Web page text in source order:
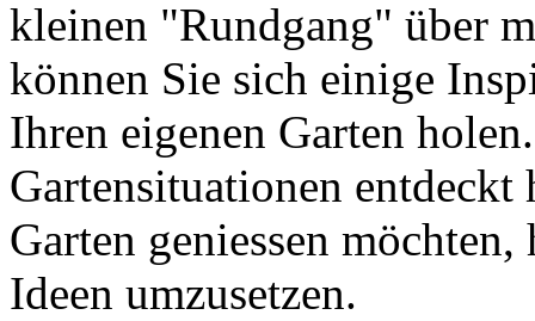
kleinen "Rundgang" über
können Sie sich einige
Ihren eigenen Garten
Gartensituationen
Garten geniessen
Ideen umzusetzen.